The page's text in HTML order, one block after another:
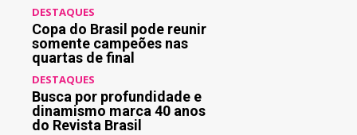
DESTAQUES
Copa do Brasil pode reunir
somente campeões nas
quartas de final
DESTAQUES
Busca por profundidade e
dinamismo marca 40 anos
do Revista Brasil